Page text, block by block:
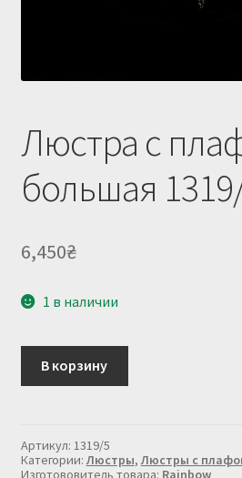
Люстра с
большая
6,450₴
1 в наличии
товара
Люстра
большая
1319/5
В корзину
Артикул: 1319/5
Категории: Люстры, Люстры с
Изготововитель товара: Rainbow